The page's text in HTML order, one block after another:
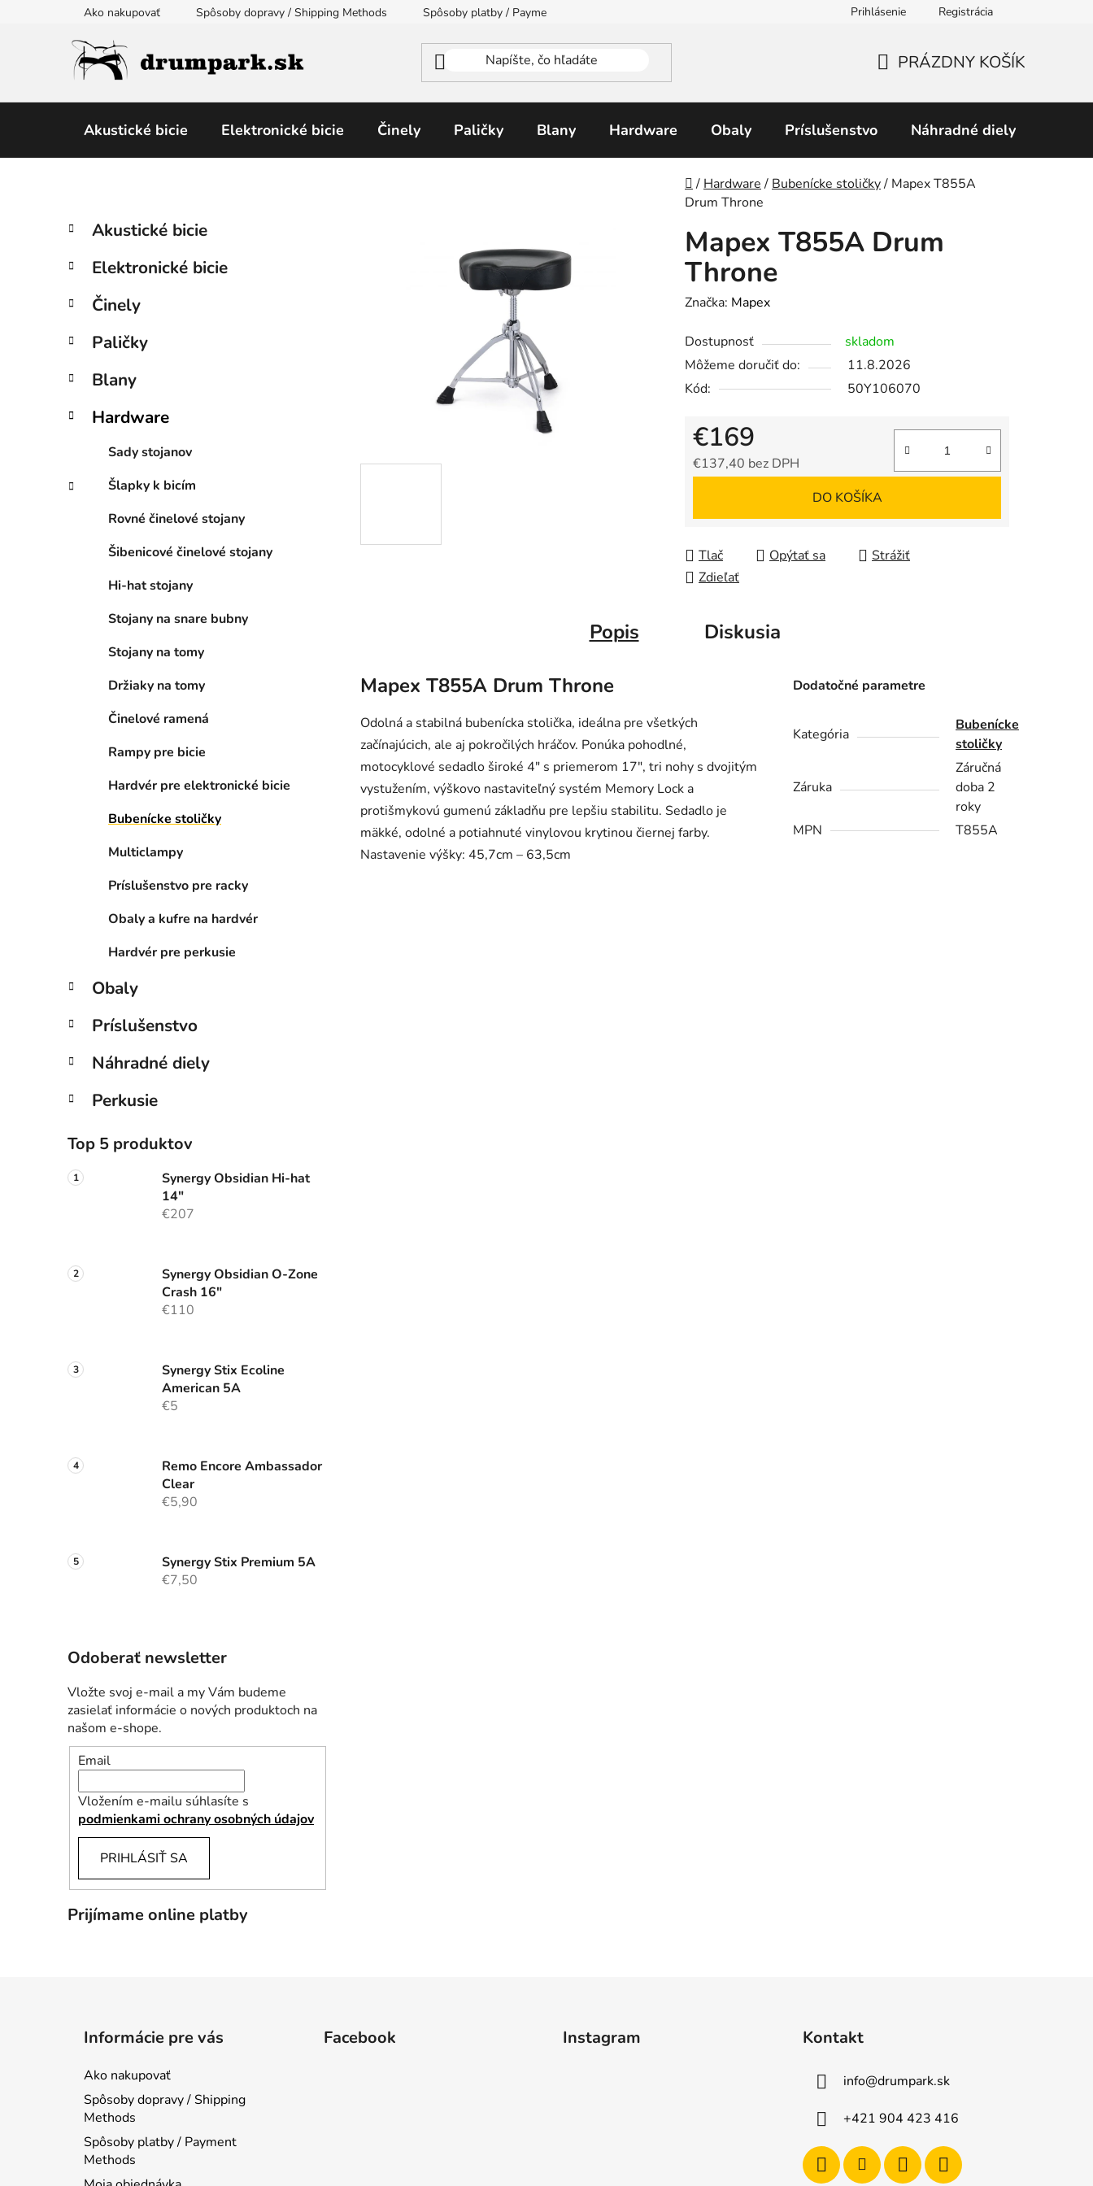
Ako nakupovať Spôsoby dopravy / Shipping Methods Spôsoby platby / Payment Methods Obchodné podmienky Predávané značky
Prihlásenie Registrácia
KOŠÍK
PRÁZDNY KOŠÍK
Akustické bicie Elektronické bicie Činely Paličky Blany Hardware Obaly Príslušenstvo Náhradné diely
Domov
/ Hardware / Bubenícke stoličky/ Mapex T855A
Drum Throne
B
č
ý
a
n
e
l
Preskočiť
kategórie
K
a
e
ó
i
Akustické bicie
Elektronické bicie
Činely
Paličky
Blany
Hardware
Sady stojanov
Šlapky k bicím
Rovné činelové stojany
Šibenicové činelové stojany
Hi-hat stojany
Stojany na snare bubny
Stojany na tomy
Držiaky na tomy
Činelové ramená
Rampy pre bicie
Hardvér pre elektronické bicie
Bubenícke stoličky
Multiclampy
Príslušenstvo pre racky
Obaly a kufre na hardvér
Hardvér pre perkusie
Obaly
Príslušenstvo
Náhradné diely
Perkusie
Top 5 produktov
Synergy Obsidian Hi-hat
14"
€207
Synergy Obsidian O-Zone
Crash 16"
€110
Synergy Stix Ecoline
American 5A
€5
Remo Encore Ambassador
Clear
€5,90
Synergy Stix Premium 5A
€7,50
Odoberať newsletter
Vložte svoj e-mail a my Vám budeme
zasielať informácie o nových produktoch na
našom e-shope.
Email
Vložením e-mailu súhlasíte s
podmienkami ochrany osobných údajov
PRIHLÁSIŤ SA
Prijímame online platby
Mapex T855A Drum
Throne
Značka: Mapex
Dostupnosť
skladom
Môžeme doručiť do:
11.8.2026
Kód:
50Y106070
€169
€137,40 bez DPH
DO KOŠÍKA
Tlač Opýtať sa
Strážiť
Zdieľať
Popis Diskusia
Mapex T855A Drum Throne
Odolná a stabilná bubenícka stolička, ideálna pre všetkých
začínajúcich, ale aj pokročilých hráčov. Ponúka pohodlné,
motocyklové sedadlo široké 4" s priemerom 17", tri nohy s dvojitým
vystužením, výškovo nastaviteľný systém Memory Lock a
protišmykovú gumenú základňu pre lepšiu stabilitu. Sedadlo je
mäkké, odolné a potiahnuté vinylovou krytinou čiernej farby.
Nastavenie výšky: 45,7cm – 63,5cm
Dodatočné parametre
Kategória
Bubenícke
stoličky
Záruka
Záručná
doba 2
roky
MPN
T855A
Informácie pre vás
Ako nakupovať
Spôsoby dopravy / Shipping
Methods
Spôsoby platby / Payment
Methods
Facebook Instagram Kontakt
info@drumpark.sk
+421 904 423 416